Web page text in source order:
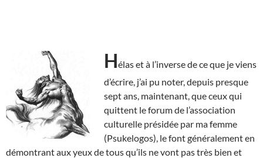
Hélas et à l’inverse de ce que je viens
d’écrire, j’ai pu noter, depuis presque
sept ans, maintenant, que ceux qui
quittent le forum de l’association
culturelle présidée par ma femme
(Psukelogos), le font généralement en
démontrant aux yeux de tous qu’ils ne vont pas très bien et